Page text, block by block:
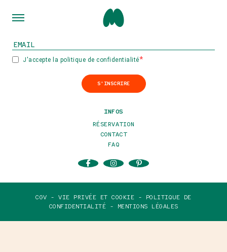
INSCRIVEZ-VOUS À NOTRE NEWSLETTER
J'accepte la politique de confidentialité
S'INSCRIRE
INFOS
RÉSERVATION
CONTACT
FAQ
CGV - VIE PRIVÉE ET COOKIE -
POLITIQUE DE
CONFIDENTIALITÉ -
MENTIONS LÉGALES